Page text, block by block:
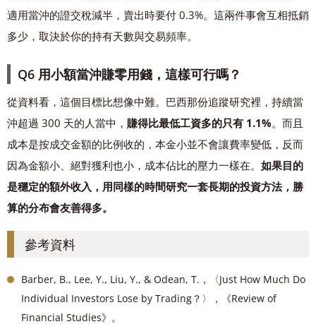
適用當沖的證交稅減半，賣出時要付 0.3%。這兩件事會互相抵銷
多少，取決於你的持有天數與交易頻率。
Q6 用小額當沖賺零用錢，這樣可行嗎？
從資料看，這個目標比想像中難。巴西那份追蹤研究裡，持續當
沖超過 300 天的人當中， 賺得比最低工資多的只有 1.1%。而且
成本是按成交金額的比例收的，本金小並不會讓費率變低，反而
因為金額小、絕對獲利也小，成本佔比的壓力一樣在。 如果目的
是穩定的額外收入，用同樣的時間研究一套長期的投資方法，勝
算的分布會友善得多。
參考資料
Barber, B., Lee, Y., Liu, Y., & Odean, T.，〈Just How Much Do
Individual Investors Lose by Trading？〉，《Review of
Financial Studies》。